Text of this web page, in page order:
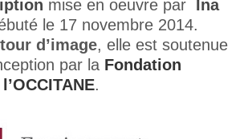
mise en oeuvre par Ina
le 17 novembre 2014.
d’image, elle est soutenue
par la Fondation
.